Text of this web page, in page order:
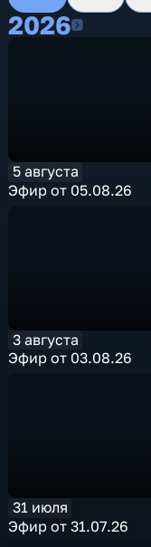
20262026
5 августа
Эфир от 05.08.26
3 августа
Эфир от 03.08.26
31 июля
Эфир от 31.07.26